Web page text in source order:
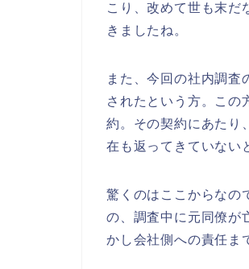
こり、改めて世も末だ
きましたね。
また、今回の社内調査
されたという方。この
約。その契約にあたり
在も返ってきていない
驚くのはここからなの
の、調査中に元同僚が
かし会社側への責任ま